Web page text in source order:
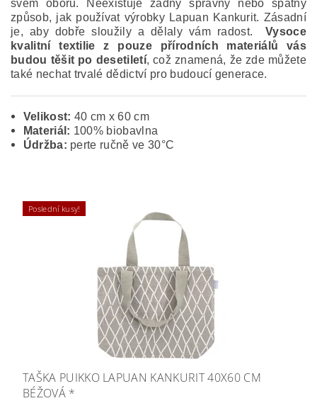
svém oboru. Neexistuje žádný správný nebo špatný
způsob, jak používat výrobky Lapuan Kankurit. Zásadní
je, aby dobře sloužily a dělaly vám radost.Vysoce
kvalitní textilie z pouze přírodních materiálů vás
budou těšit po desetiletí, což znamená, že zde můžete
také nechat trvalé dědictví pro budoucí generace.
Velikost: 40 cm x 60 cm
Materiál: 100% biobavlna
Údržba: perte ručně ve 30°C
Poslední kusy!
TAŠKA PUIKKO LAPUAN KANKURIT 40X60 CM
BÉŽOVÁ *